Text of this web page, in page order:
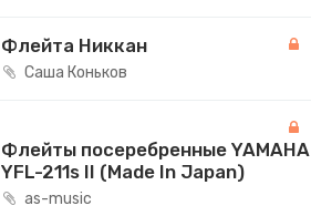
Флейта Никкан
Саша Коньков
Флейты посеребренные YAMAHA
YFL-211s II (Made In Japan)
as-music